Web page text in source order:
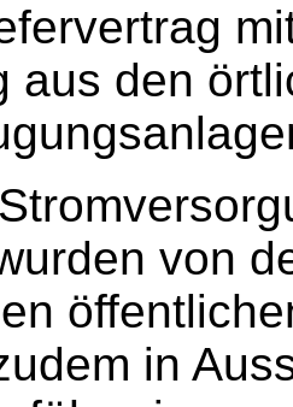
aus den
von
in